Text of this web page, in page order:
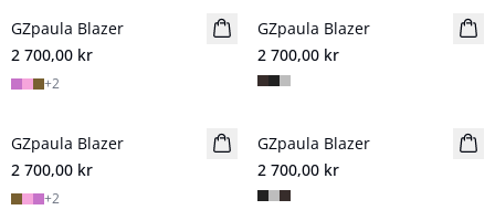
Nyhet
GZpaula Blazer
2 700,00 kr
+2
Nyhet
GZpaula Blazer
2 700,00 kr
Nyhet
GZpaula Blazer
2 700,00 kr
+2
Nyhet
GZpaula Blazer
2 700,00 kr